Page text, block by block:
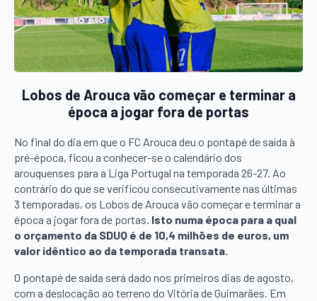
Lobos de Arouca vão começar e terminar a
época a jogar fora de portas
No final do dia em que o FC Arouca deu o pontapé de saída à
pré-época, ficou a conhecer-se o calendário dos
arouquenses para a Liga Portugal na temporada 26-27. Ao
contrário do que se verificou consecutivamente nas últimas
3 temporadas, os Lobos de Arouca vão começar e terminar a
época a jogar fora de portas. Isto numa época para a qual
o orçamento da SDUQ é de 10,4 milhões de euros, um
valor idêntico ao da temporada transata.
O pontapé de saída será dado nos primeiros dias de agosto,
com a deslocação ao terreno do Vitória de Guimarães. Em